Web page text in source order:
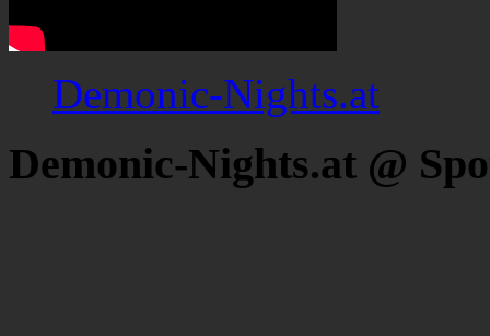
Demonic-Nights.at
Demonic-Nights.at @